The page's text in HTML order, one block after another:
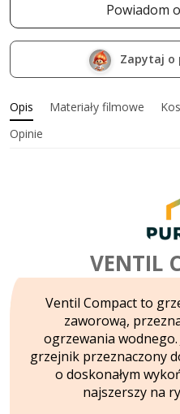
Powiadom
Zapytaj o
Opis Materiały filmowe
Opinie
VENTIL
Ventil Compact to
zaworową,
ogrzewania
grzejnik przeznaczony
o doskonałym
najszerszy na